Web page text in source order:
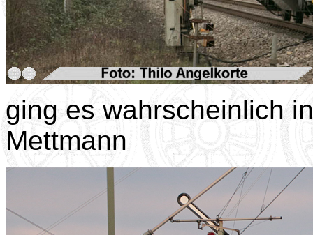
ging es wahrscheinlich
Mettmann